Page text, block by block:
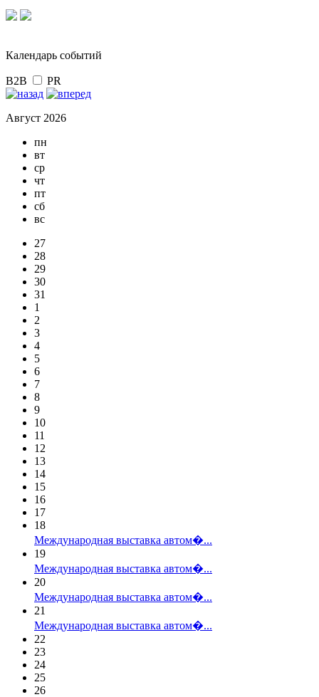
Календарь событий
B2B PR
Август 2026
пн
вт
ср
чт
пт
сб
вс
27
28
29
30
31
1
2
3
4
5
6
7
8
9
10
11
12
13
14
15
16
17
18
Международная выставка автом�...
19
Международная выставка автом�...
20
Международная выставка автом�...
21
Международная выставка автом�...
22
23
24
25
26